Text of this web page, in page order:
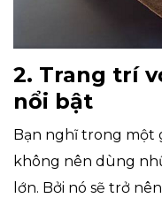
2. Trang trí
nổi bật
Bạn nghĩ trong một
không nên dùng
lớn. Bởi nó sẽ trở